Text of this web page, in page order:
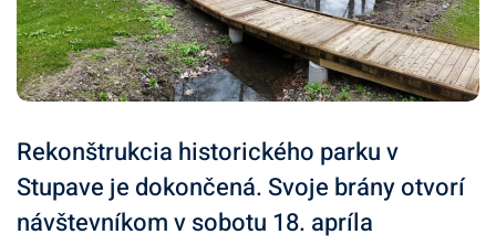
Rekonštrukcia historického parku v
Stupave je dokončená. Svoje brány otvorí
návštevníkom v sobotu 18. apríla